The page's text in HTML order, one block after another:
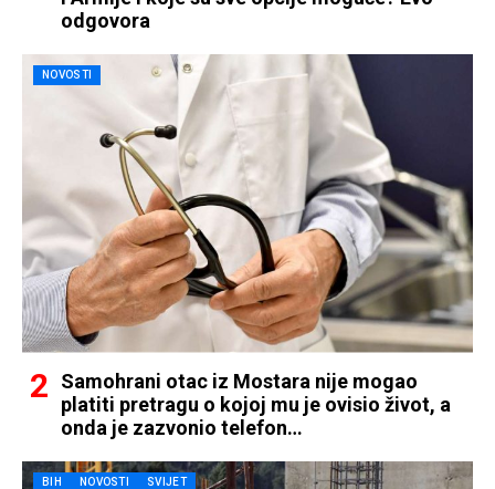
odgovora
NOVOSTI
Samohrani otac iz Mostara nije mogao
platiti pretragu o kojoj mu je ovisio život, a
onda je zazvonio telefon…
BIH NOVOSTI SVIJET